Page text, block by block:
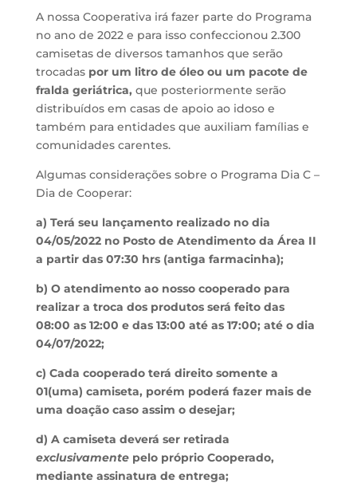
A nossa Cooperativa irá fazer parte do Programa
no ano de 2022 e para isso confeccionou 2.300
camisetas de diversos tamanhos que serão
trocadas por um litro de óleo ou um pacote de
fralda geriátrica, que posteriormente serão
distribuídos em casas de apoio ao idoso e
também para entidades que auxiliam famílias e
comunidades carentes.
Algumas considerações sobre o Programa Dia C –
Dia de Cooperar:
a) Terá seu lançamento realizado no dia
04/05/2022 no Posto de Atendimento da Área II
a partir das 07:30 hrs (antiga farmacinha);
b) O atendimento ao nosso cooperado para
realizar a troca dos produtos será feito das
08:00 as 12:00 e das 13:00 até as 17:00; até o dia
04/07/2022;
c) Cada cooperado terá direito somente a
01(uma) camiseta, porém poderá fazer mais de
uma doação caso assim o desejar;
d) A camiseta deverá ser retirada
exclusivamentepelo próprio Cooperado,
mediante assinatura de entrega;